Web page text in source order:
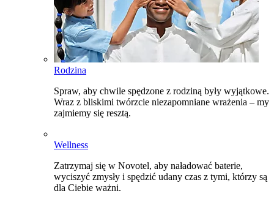
Rodzina
Spraw, aby chwile spędzone z rodziną były wyjątkowe.
Wraz z bliskimi twórzcie niezapomniane wrażenia – my
zajmiemy się resztą.
Wellness
Zatrzymaj się w Novotel, aby naładować baterie,
wyciszyć zmysły i spędzić udany czas z tymi, którzy są
dla Ciebie ważni.